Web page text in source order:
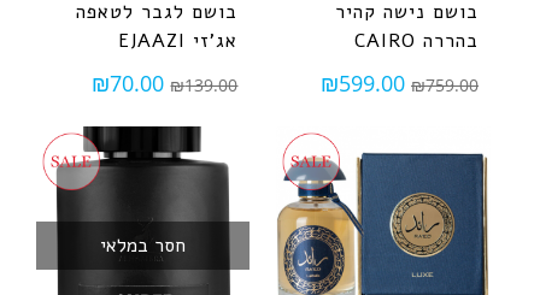
בושם נישה קהיר
בהררה CAIRO
₪759.00
₪599.00
בושם לגבר לטאפה
אג'זי EJAAZI
₪139.00
₪70.00
חסר במלאי